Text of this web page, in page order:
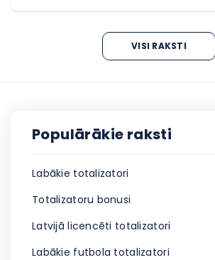
VISI RAKSTI
Populārākie raksti
Labākie totalizatori
Totalizatoru bonusi
Latvijā licencēti totalizatori
Labākie futbola totalizatori